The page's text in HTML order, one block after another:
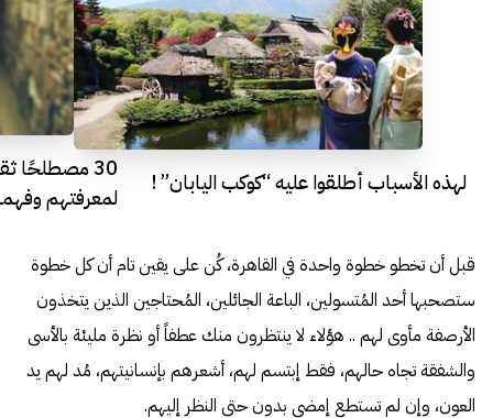
لهذه الأسباب أطلقوا عليه “كوكب اليابان” !
30 مصطلحًا
لمعرفتهم
قبل أن تخطو خطوة واحدة في القاهرة، كُن على يقين تام أن كل خطوة
ستصحبها أحد المُتسولين، الباعة الجائلين، المُحتاجين الذين يتخذون
الأرصفة مأوى لهم .. هؤلاء لا ينتظرون منك عطفاً أو نظرة مليئة بالأسى
والشفقة تجاه حالهم، فقط إبتسم لهم، أشعرهم بإنسانيتهم، مُد لهم يد
العون، وإن لم تستطع إمضي بدون حتى النظر إليهم.